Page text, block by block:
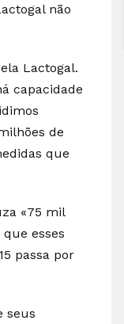
não
Lactogal.
capacidade
de
que
«75 mil
esses
passa por
seus